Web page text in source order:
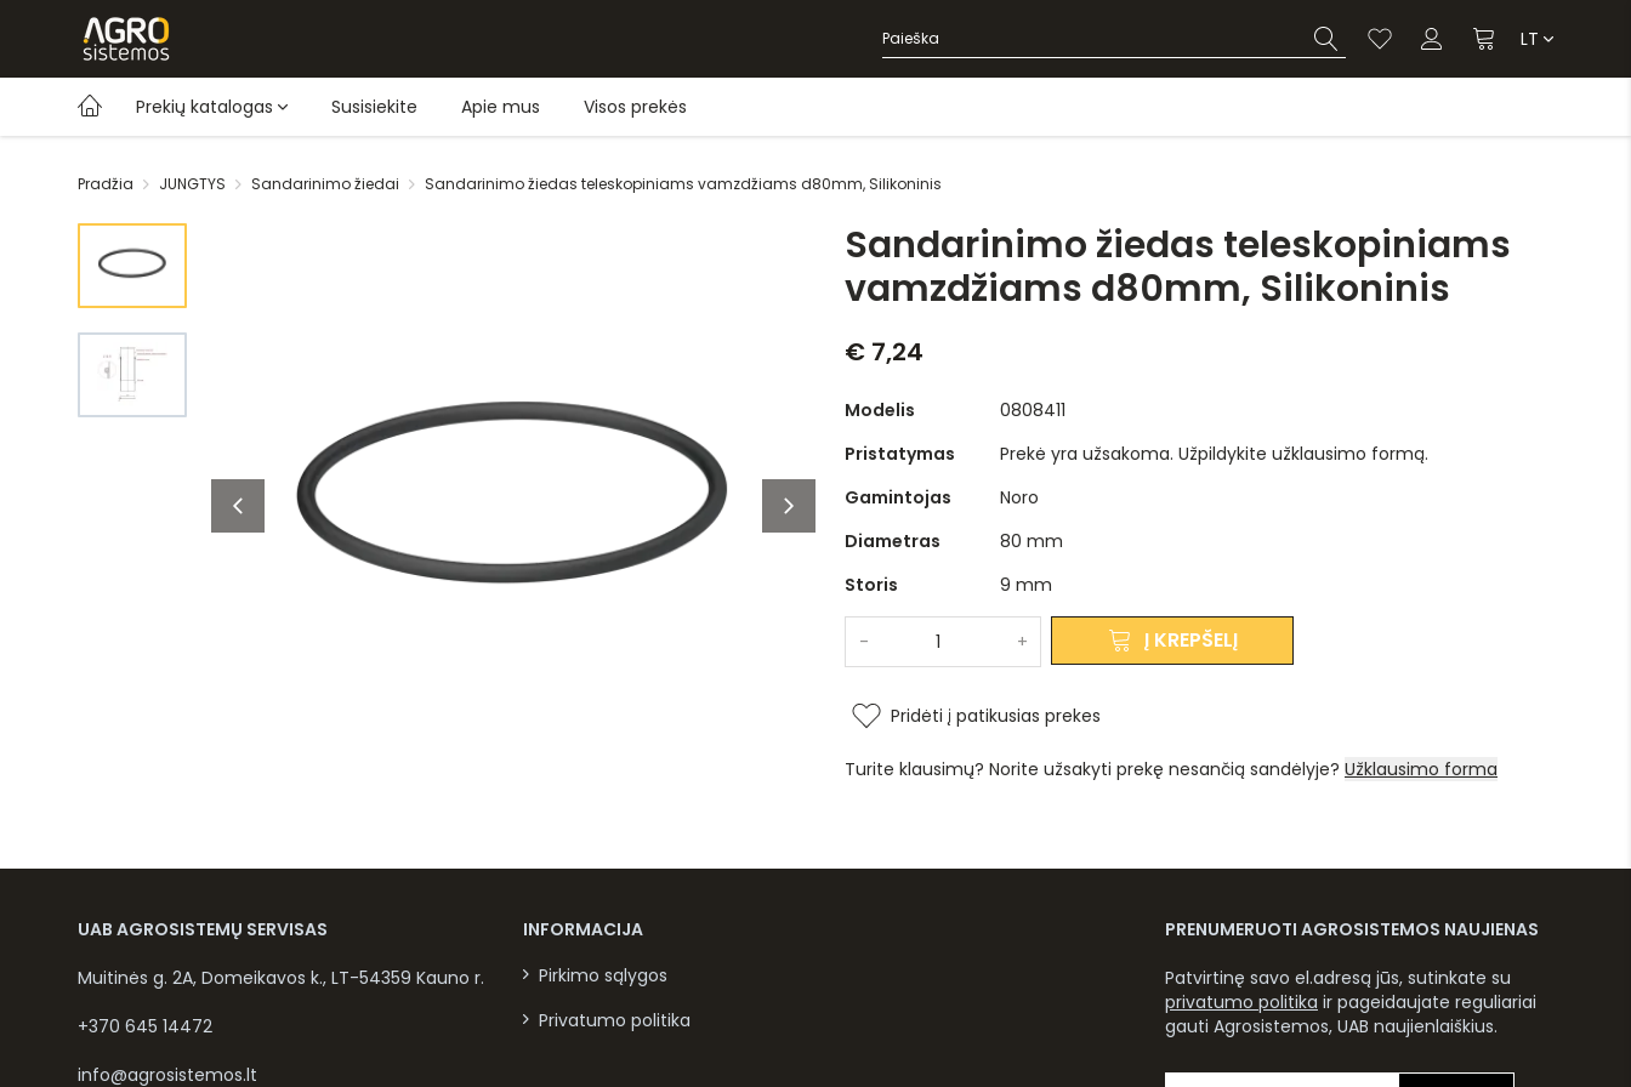
LT
Prekių katalogas Susisiekite Apie mus Visos prekės
Pradžia JUNGTYS Sandarinimo žiedai Sandarinimo žiedas teleskopiniams vamzdžiams d80mm, Silikoninis
Sandarinimo žiedas teleskopiniams
vamzdžiams d80mm, Silikoninis
€ 7,24
Modelis
0808411
Pristatymas
Prekė yra užsakoma. Užpildykite užklausimo formą.
Gamintojas
Noro
Diametras
80 mm
Storis
9 mm
- + Į KREPŠELĮ
Pridėti į patikusias prekes
Turite klausimų? Norite užsakyti prekę nesančią sandėlyje? Užklausimo forma
UAB AGROSISTEMŲ SERVISAS
Muitinės g. 2A, Domeikavos k., LT-54359 Kauno r.
+370 645 14472
info@agrosistemos.lt
INFORMACIJA
Pirkimo sąlygos
Privatumo politika
PRENUMERUOTI AGROSISTEMOS NAUJIENAS
Patvirtinę savo el.adresą jūs, sutinkate su
privatumo politika ir pageidaujate reguliariai
gauti Agrosistemos, UAB naujienlaiškius.